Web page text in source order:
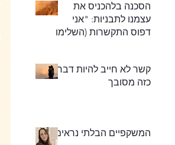
הסכנה בלהכניס את
עצמנו לתבניות: "אני
דפוס התקשרות (השלימו
קשר לא חייב להיות דבר
כזה מסובך
המשקפיים הבלתי נראים